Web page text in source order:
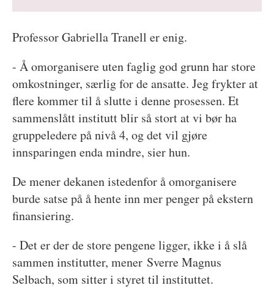
Professor Gabriella Tranell er enig.
- Å omorganisere uten faglig god grunn har store
omkostninger, særlig for de ansatte. Jeg frykter at
flere kommer til å slutte i denne prosessen. Et
sammenslått institutt blir så stort at vi bør ha
gruppeledere på nivå 4, og det vil gjøre
innsparingen enda mindre, sier hun.
De mener dekanen istedenfor å omorganisere
burde satse på å hente inn mer penger på ekstern
finansiering.
- Det er der de store pengene ligger, ikke i å slå
sammen institutter, mener Sverre Magnus
Selbach, som sitter i styret til instituttet.